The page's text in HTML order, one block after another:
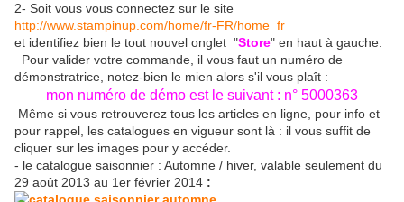
2- Soit vous vous connectez sur le site
http://www.stampinup.com/home/fr-FR/home_fr
et identifiez bien le tout nouvel onglet "Store" en haut à gauche.
Pour valider votre commande, il vous faut un numéro de
démonstratrice, notez-bien le mien alors s'il vous plaît :
mon numéro de démo est le suivant : n° 5000363
Même si vous retrouverez tous les articles en ligne, pour info et
pour rappel, les catalogues en vigueur sont là : il vous suffit de
cliquer sur les images pour y accéder.
- le catalogue saisonnier : Automne / hiver, valable seulement du
29 août 2013 au 1er février 2014 :